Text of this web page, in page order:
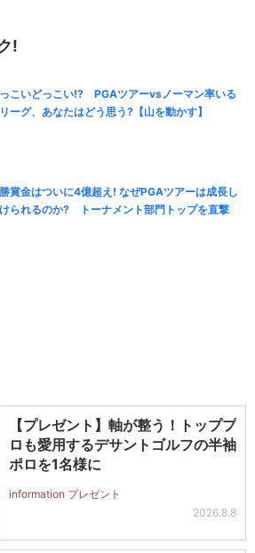
!
こいどっこい!? PGAツアーvsノーマン率いる
ーグ、あなたはどう思う?【山を動かす】
賞金はついに4億超え! なぜPGAツアーは成長し
られるのか? トーナメント部門トップを直撃
【プレゼント】軸が整う！トッププ
ロも愛用するデサントゴルフの半袖
ポロを1名様に
information プレゼント
2026.8.8